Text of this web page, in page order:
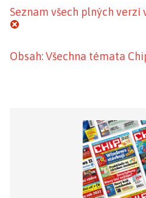
Seznam všech plných verzí
Obsah: Všechna témata